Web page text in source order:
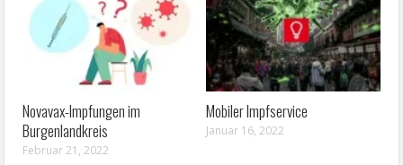
Novavax-Impfungen im
Burgenlandkreis
Februar 21, 2022
Mobiler Impfservice
Januar 16, 2022